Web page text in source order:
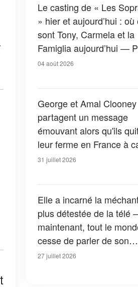
Le casting de « Les
» hier et aujourd’hui : où
sont Tony, Carmela et la
Famiglia aujourd’hui —
04 août 2026
George et Amal Clooney
partagent un message
émouvant alors qu'ils
leur ferme en France à
des feux de forêt — Tous
31 juillet 2026
Elle a incarné la
plus détestée de la télé
maintenant, tout le
cesse de parler de son
apparition dans la nouvelle
27 juillet 2026